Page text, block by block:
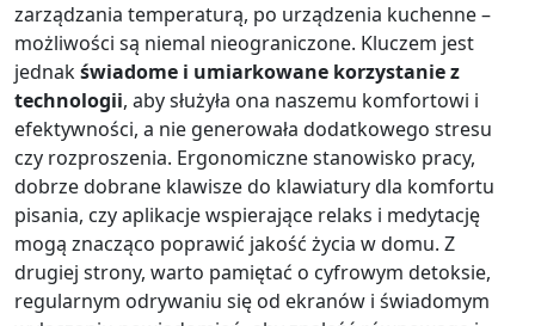
zarządzania temperaturą, po urządzenia kuchenne –
możliwości są niemal nieograniczone. Kluczem jest
jednakświadome i umiarkowane korzystanie z
technologii, aby służyła ona naszemu komfortowi i
efektywności, a nie generowała dodatkowego stresu
czy rozproszenia. Ergonomiczne stanowisko pracy,
dobrze dobrane klawisze do klawiatury dla komfortu
pisania, czy aplikacje wspierające relaks i medytację
mogą znacząco poprawić jakość życia w domu. Z
drugiej strony, warto pamiętać o cyfrowym detoksie,
regularnym odrywaniu się od ekranów i świadomym